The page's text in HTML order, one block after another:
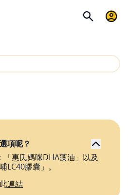
項呢？
惠氏媽咪DHA藻油」以及
LC40‍膠囊」。
連結